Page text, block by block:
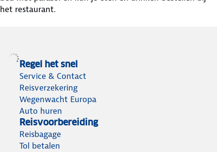
het restaurant.
Regel het snel
Service & Contact
Reisverzekering
Wegenwacht Europa
Auto huren
Reisvoorbereiding
Reisbagage
Tol betalen